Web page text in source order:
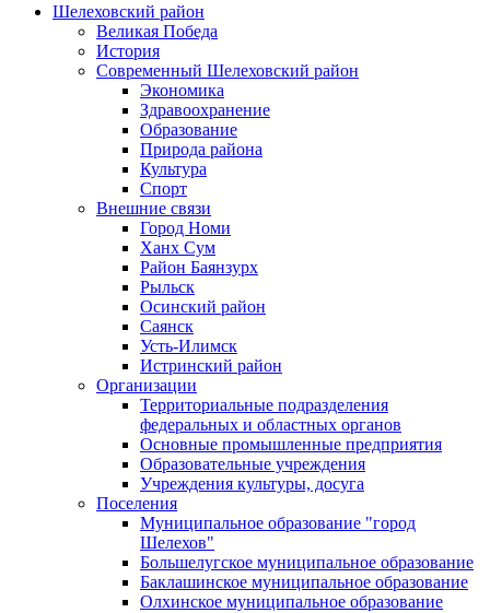
Шелеховский район
Великая Победа
История
Современный Шелеховский район
Экономика
Здравоохранение
Образование
Природа района
Культура
Спорт
Внешние связи
Город Номи
Ханх Сум
Район Баянзурх
Рыльск
Осинский район
Саянск
Усть-Илимск
Истринский район
Организации
Территориальные подразделения
федеральных и областных органов
Основные промышленные предприятия
Образовательные учреждения
Учреждения культуры, досуга
Поселения
Муниципальное образование "город
Шелехов"
Большелугское муниципальное образование
Баклашинское муниципальное образование
Олхинское муниципальное образование